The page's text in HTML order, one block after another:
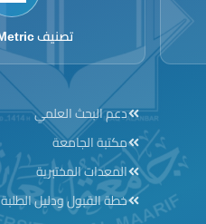
تصنيف Web of Metric
Footer menu
دعم البحث العلمي
مكتبة الجامعة
المعدات المختبرية
خطة القبول ودليل الطلبة